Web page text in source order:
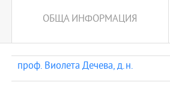
ОБЩА ИНФОРМАЦИЯ
проф. Виолета Дечева, д.н.